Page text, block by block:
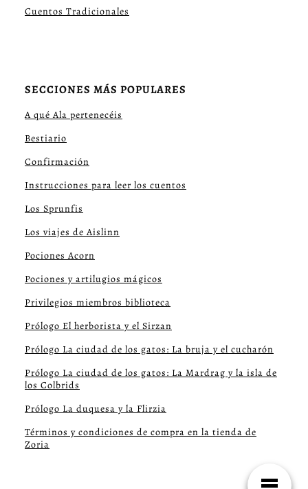
Cuentos Tradicionales
SECCIONES MÁS POPULARES
A qué Ala pertenecéis
Bestiario
Confirmación
Instrucciones para leer los cuentos
Los Sprunfis
Los viajes de Aislinn
Pociones Acorn
Pociones y artilugios mágicos
Privilegios miembros biblioteca
Prólogo El herborista y el Sirzan
Prólogo La ciudad de los gatos: La bruja y el cucharón
Prólogo La ciudad de los gatos: La Mardrag y la isla de
los Colbrids
Prólogo La duquesa y la Flirzia
Términos y condiciones de compra en la tienda de
Zoria